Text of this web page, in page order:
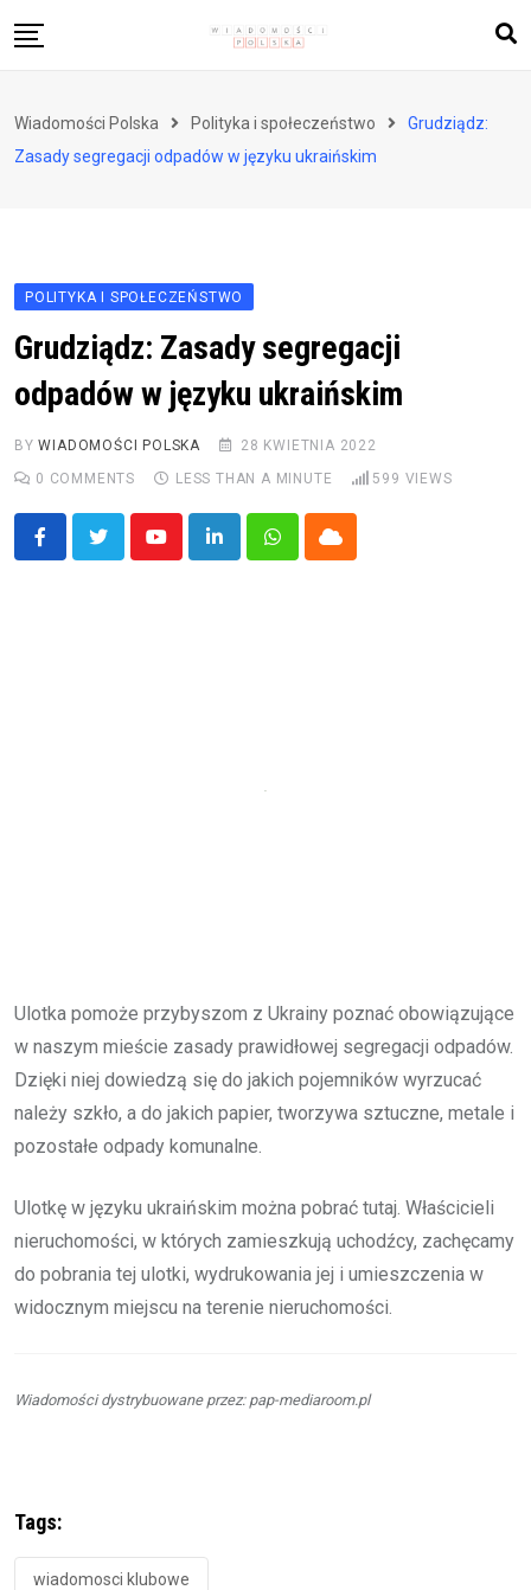
to
Zdrowie i styl życia
Wiadomości Polska Polityka i społeczeństwo
Grudziądz:
Zasady segregacji odpadów w języku ukraińskim
POLITYKA I SPOŁECZEŃSTWO
Grudziądz: Zasady segregacji
odpadów w języku ukraińskim
BYWIADOMOŚCI POLSKA
28 KWIETNIA 2022
0 COMMENTS LESS THAN A MINUTE 599 VIEWS
YoutubeLinkedInWhatsappCloud
Ulotka pomoże przybyszom z Ukrainy poznać obowiązujące
w naszym mieście zasady prawidłowej segregacji odpadów.
Dzięki niej dowiedzą się do jakich pojemników wyrzucać
należy szkło, a do jakich papier, tworzywa sztuczne, metale i
pozostałe odpady komunalne.
Ulotkę w języku ukraińskim można pobrać tutaj. Właścicieli
nieruchomości, w których zamieszkują uchodźcy, zachęcamy
do pobrania tej ulotki, wydrukowania jej i umieszczenia w
widocznym miejscu na terenie nieruchomości.
Wiadomości dystrybuowane przez: pap-mediaroom.pl
Tags:
wiadomosci klubowe